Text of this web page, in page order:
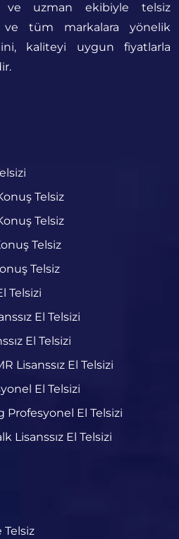
ve uzman ekibiyle telsiz
ve tüm markalara yönelik
kaliteyi uygun fiyatlarla
Telsiz
Telsiz
Telsiz
Telsiz
Telsizi
El Telsizi
El Telsizi
Lisanssız El Telsizi
El Telsizi
Profesyonel El Telsizi
Lisanssız El Telsizi